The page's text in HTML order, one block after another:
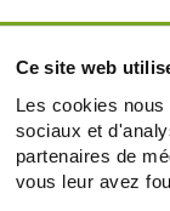
Ce site web
Les cookies
sociaux et
partenaires de
vous leur avez